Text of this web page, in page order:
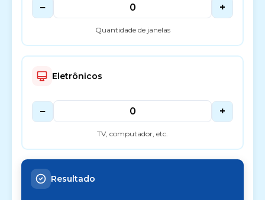
− +
Quantidade de janelas
Eletrônicos
− +
TV, computador, etc.
Resultado